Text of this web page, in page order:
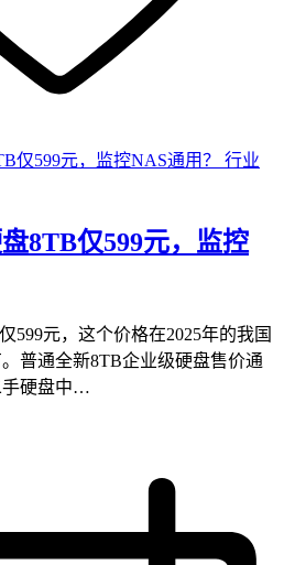
行业
8TB仅599元，监控
599元，这个价格在2025年的我国
普通全新8TB企业级硬盘售价通
手硬盘中…